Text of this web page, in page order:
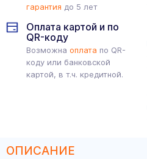
гарантия до 5 лет
Оплата картой и по
QR-коду
Возможна оплата по QR-
коду или банковской
картой, в т.ч. кредитной.
ОПИСАНИЕ